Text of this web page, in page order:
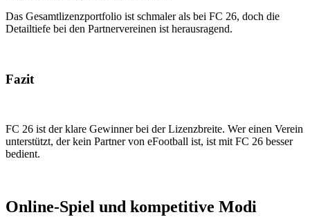
Das Gesamtlizenzportfolio ist schmaler als bei FC 26, doch die
Detailtiefe bei den Partnervereinen ist herausragend.
Fazit
FC 26 ist der klare Gewinner bei der Lizenzbreite. Wer einen Verein
unterstützt, der kein Partner von eFootball ist, ist mit FC 26 besser
bedient.
Online-Spiel und kompetitive Modi